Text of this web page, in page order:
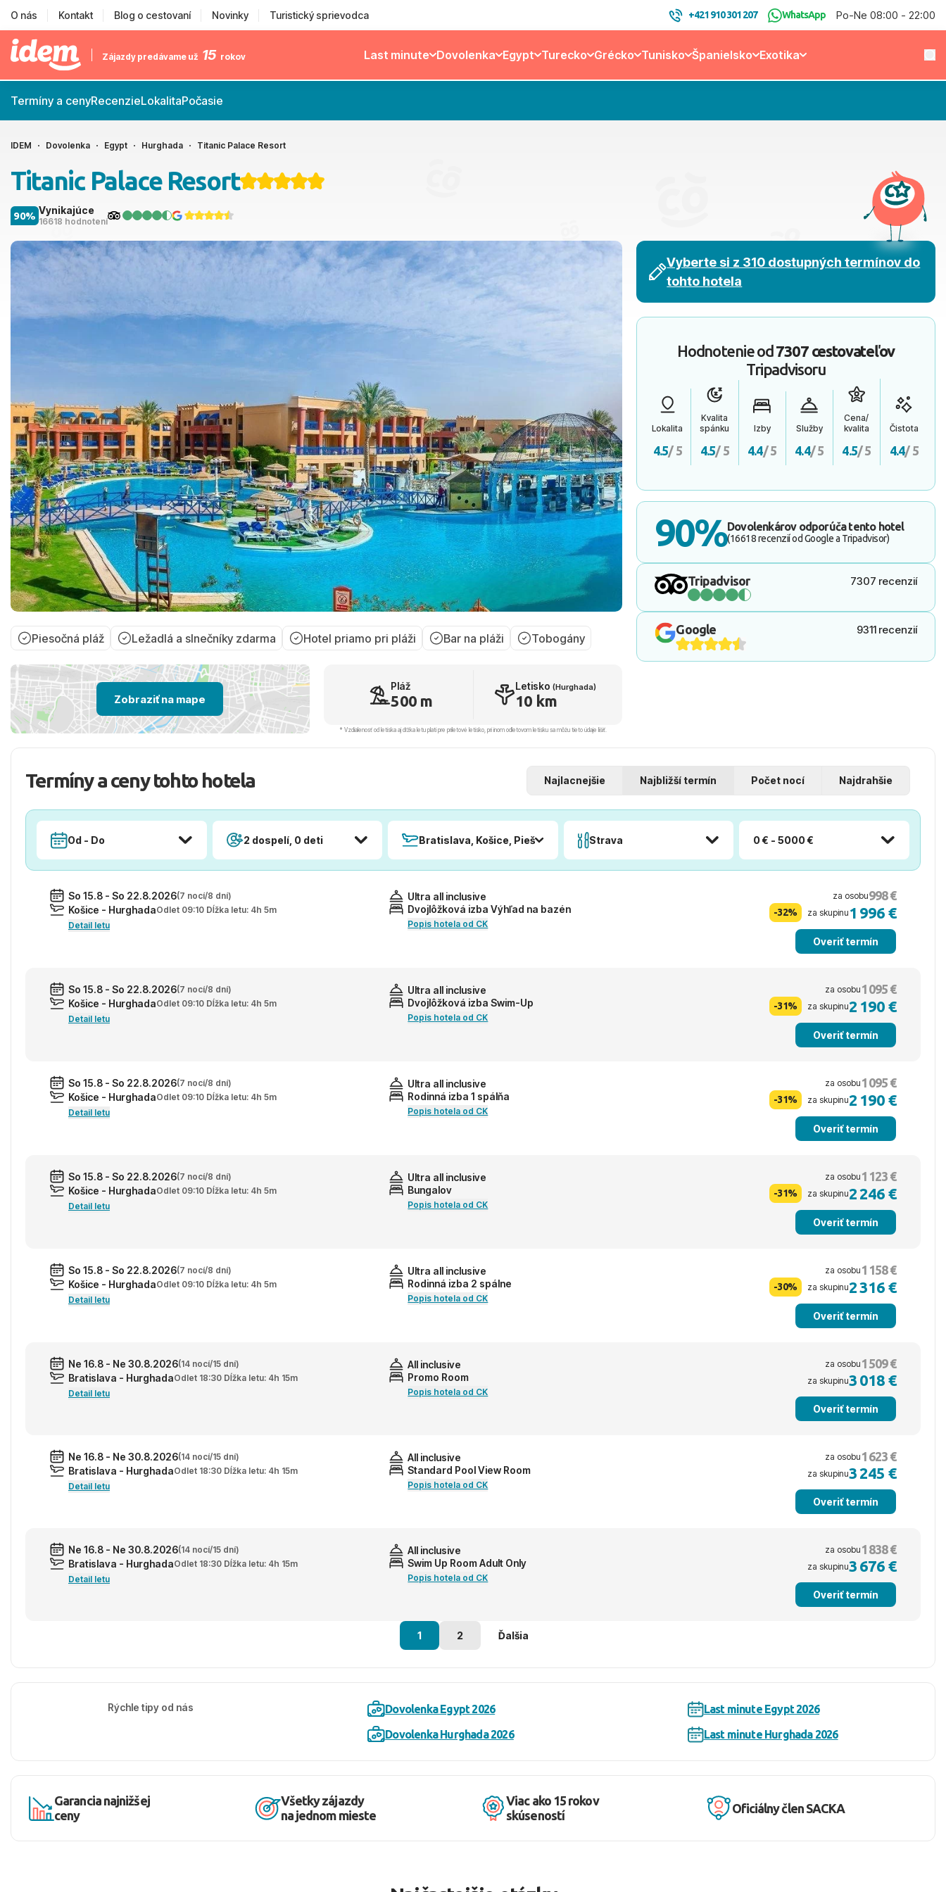
O nás Kontakt Blog o cestovaní Novinky Turistický sprievodca +421 910 301 207 WhatsApp Po-Ne 08:00 - 22:00
Zájazdy predávame už 15 rokov Last minute Dovolenka Egypt Turecko Grécko Tunisko Španielsko Exotika
Termíny a cenyRecenzieLokalitaPočasie
IDEM Dovolenka Egypt Hurghada Titanic Palace Resort
Titanic Palace Resort
Vynikajúce
16618 hodnotení
90%
Piesočná pláž Ležadlá a slnečníky zdarma Hotel priamo pri pláži Bar na pláži Tobogány
Vyberte si z 310 dostupných termínov do
tohto hotela
Hodnotenie od7307 cestovateľov
Tripadvisoru
Lokalita
4.5/ 5
Kvalita
spánku
4.5/ 5
Izby
4.4/ 5
Služby
4.4/ 5
Cena/
kvalita
4.5/ 5
Čistota
4.4/ 5
90%Dovolenkárov odporúča tento hotel
(16618 recenzií od Google a Tripadvisor)
Tripadvisor 7307 recenzií
Google 9311 recenzií
Zobraziť na mape
Pláž
500 m
Letisko(Hurghada)
10 km
* Vzdialenosť od letiska aj dľžka letu platí pre príletové letisko, pri inom odletovom letisku sa môžu tieto údaje líšiť.
Termíny a ceny tohto hotela Najlacnejšie Najbližší termín Počet nocí Najdrahšie
Od - Do 2 dospelí, 0 deti Bratislava, Košice, Piešťany, PopradStrava 0 € - 5000 €
So 15.8 - So 22.8.2026(7 nocí/8 dní)
Košice - HurghadaOdlet 09:10 Dĺžka letu: 4h 5m
Detail letu
Ultra all inclusive
Dvojlôžková izba Výhľad na bazén
Popis hotela od CK
za osobu998 €
-32% za skupinu 1 996 €
Overiť termín
So 15.8 - So 22.8.2026(7 nocí/8 dní)
Košice - HurghadaOdlet 09:10 Dĺžka letu: 4h 5m
Detail letu
Ultra all inclusive
Dvojlôžková izba Swim-Up
Popis hotela od CK
za osobu 1 095 €
-31% za skupinu2 190 €
Overiť termín
So 15.8 - So 22.8.2026(7 nocí/8 dní)
Košice - HurghadaOdlet 09:10 Dĺžka letu: 4h 5m
Detail letu
Ultra all inclusive
Rodinná izba 1 spálňa
Popis hotela od CK
za osobu 1 095 €
-31% za skupinu2 190 €
Overiť termín
So 15.8 - So 22.8.2026(7 nocí/8 dní)
Košice - HurghadaOdlet 09:10 Dĺžka letu: 4h 5m
Detail letu
Ultra all inclusive
Bungalov
Popis hotela od CK
za osobu 1 123 €
-31% za skupinu2 246 €
Overiť termín
So 15.8 - So 22.8.2026(7 nocí/8 dní)
Košice - HurghadaOdlet 09:10 Dĺžka letu: 4h 5m
Detail letu
Ultra all inclusive
Rodinná izba 2 spálne
Popis hotela od CK
za osobu 1 158 €
-30% za skupinu2 316 €
Overiť termín
Ne 16.8 - Ne 30.8.2026(14 nocí/15 dní)
Bratislava - HurghadaOdlet 18:30 Dĺžka letu: 4h 15m
Detail letu
All inclusive
Promo Room
Popis hotela od CK
za osobu 1 509 €
za skupinu3 018 €
Overiť termín
Ne 16.8 - Ne 30.8.2026(14 nocí/15 dní)
Bratislava - HurghadaOdlet 18:30 Dĺžka letu: 4h 15m
Detail letu
All inclusive
Standard Pool View Room
Popis hotela od CK
za osobu 1 623 €
za skupinu3 245 €
Overiť termín
Ne 16.8 - Ne 30.8.2026(14 nocí/15 dní)
Bratislava - HurghadaOdlet 18:30 Dĺžka letu: 4h 15m
Detail letu
All inclusive
Swim Up Room Adult Only
Popis hotela od CK
za osobu 1 838 €
za skupinu3 676 €
Overiť termín
1 2 Ďalšia
Rýchle tipy od nás Dovolenka Egypt 2026
Last minute Egypt 2026
Dovolenka Hurghada 2026
Last minute Hurghada 2026
Garancia najnižšej
ceny
Všetky zájazdy
na jednom mieste
Viac ako 15 rokov
skúseností
Oficiálny člen SACKA